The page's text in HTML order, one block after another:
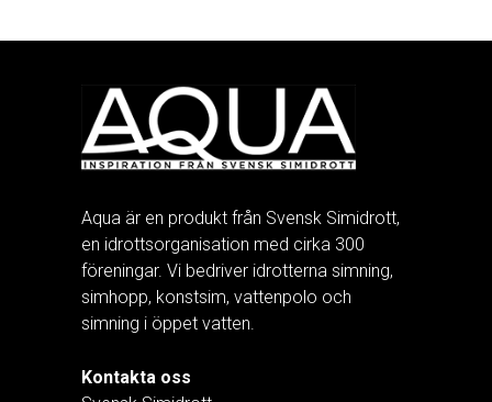
Aqua är en produkt från Svensk Simidrott,
en idrottsorganisation med cirka 300
föreningar. Vi bedriver idrotterna simning,
simhopp, konstsim, vattenpolo och
simning i öppet vatten.
Kontakta oss